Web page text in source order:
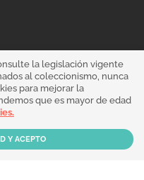
la legislación vigente
al coleccionismo, nunca
para mejorar la
que es mayor de edad